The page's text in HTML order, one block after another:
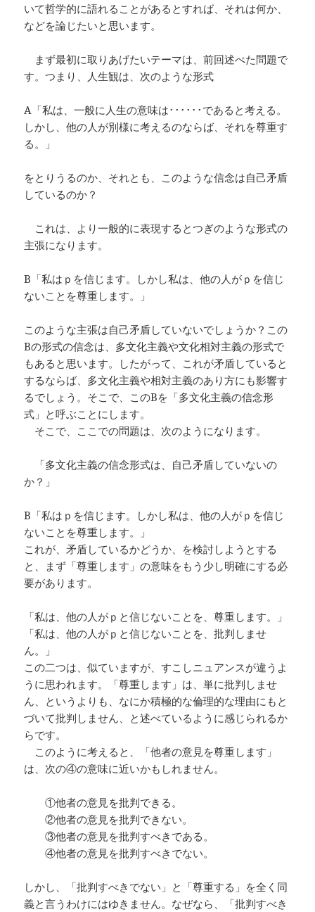
いて哲学的に語れることがあるとすれば、それは何か、
などを論じたいと思います。
まず最初に取りあげたいテーマは、前回述べた問題で
す。つまり、人生観は、次のような形式
A「私は、一般に人生の意味は･･････であると考える。
しかし、他の人が別様に考えるのならば、それを尊重す
る。」
をとりうるのか、それとも、このような信念は自己矛盾
しているのか？
これは、より一般的に表現するとつぎのような形式の
主張になります。
B「私はｐを信じます。しかし私は、他の人がｐを信じ
ないことを尊重します。」
このような主張は自己矛盾していないでしょうか？この
Bの形式の信念は、多文化主義や文化相対主義の形式で
もあると思います。したがって、これが矛盾していると
するならば、多文化主義や相対主義のあり方にも影響す
るでしょう。そこで、このBを「多文化主義の信念形
式」と呼ぶことにします。
そこで、ここでの問題は、次のようになります。
「多文化主義の信念形式は、自己矛盾していないの
か？」
B「私はｐを信じます。しかし私は、他の人がｐを信じ
ないことを尊重します。」
これが、矛盾しているかどうか、を検討しようとする
と、まず「尊重します」の意味をもう少し明確にする必
要があります。
「私は、他の人がｐと信じないことを、尊重します。」
「私は、他の人がｐと信じないことを、批判しませ
ん。」
この二つは、似ていますが、すこしニュアンスが違うよ
うに思われます。「尊重します」は、単に批判しませ
ん、というよりも、なにか積極的な倫理的な理由にもと
づいて批判しません、と述べているように感じられるか
らです。
このように考えると、「他者の意見を尊重します」
は、次の④の意味に近いかもしれません。
①他者の意見を批判できる。
②他者の意見を批判できない。
③他者の意見を批判すべきである。
④他者の意見を批判すべきでない。
しかし、「批判すべきでない」と「尊重する」を全く同
義と言うわけにはゆきません。なぜなら、「批判すべき